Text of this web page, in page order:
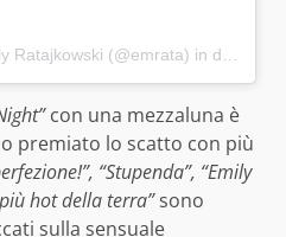
con una mezzaluna è
premiato lo scatto con più
“Stupenda”, “Emily
hot della terra”sono
sulla sensuale